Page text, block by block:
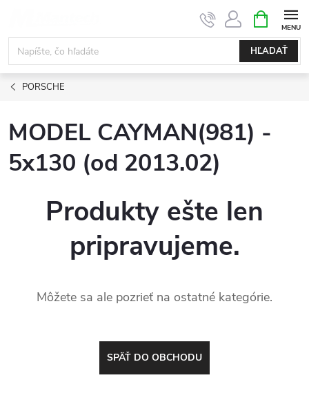
obsah
HĽADAŤ
KOŠÍK
PORSCHE
MODEL CAYMAN(981) -
5x130 (od 2013.02)
Produkty ešte len
pripravujeme.
Môžete sa ale pozrieť na ostatné kategórie.
SPÄŤ DO OBCHODU